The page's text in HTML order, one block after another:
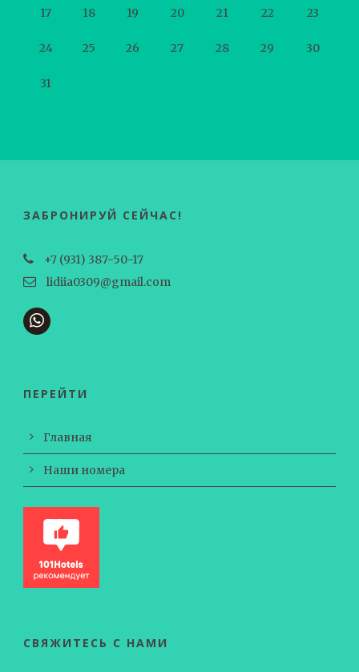
17 18 19 20 21 22 23
24 25 26 27 28 29 30
31
ЗАБРОНИРУЙ СЕЙЧАС!
+7 (931) 387-50-17
lidiia0309@gmail.com
ПЕРЕЙТИ
Главная
Наши номера
СВЯЖИТЕСЬ С НАМИ